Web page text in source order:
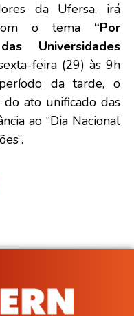
da Ufersa, irá
o tema “Por
Universidades
feira (29) às 9h
da tarde, o
ato unificado das
ao “Dia Nacional